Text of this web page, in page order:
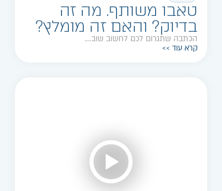
טאבו משותף. מה זה
בדיוק? והאם זה מומלץ?
הכתבה שתגרום לכם לחשוב שוב….
קרא עוד >>